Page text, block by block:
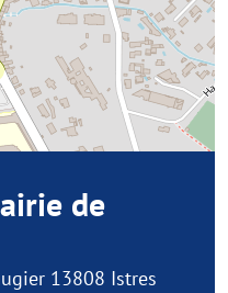
de
13808 Istres